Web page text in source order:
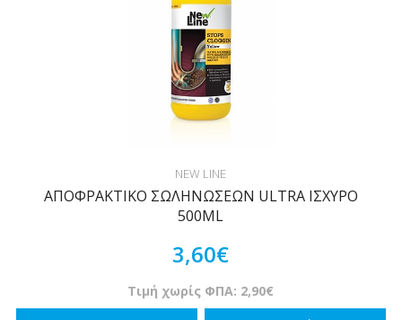
NEW LINE
ΑΠΟΦΡΑΚΤΙΚΟ ΣΩΛΗΝΩΣΕΩΝ ULTRA ΙΣΧΥΡΟ
500ML
3,60€
Τιμή χωρίς ΦΠΑ: 2,90€